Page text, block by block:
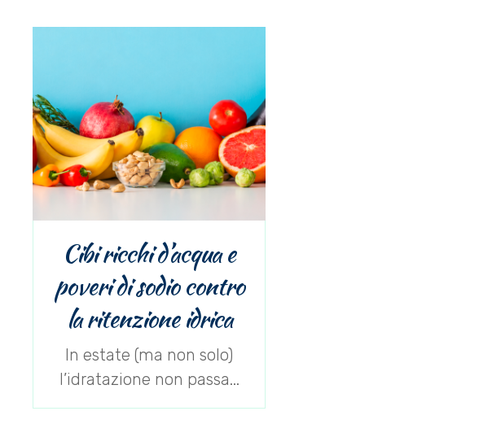
Cibi ricchi d’acqua e
poveri di sodio contro
la ritenzione idrica
In estate (ma non solo)
l’idratazione non passa...